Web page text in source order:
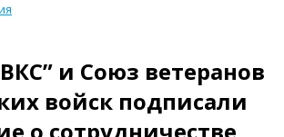
и Союз ветеранов
войск подписали